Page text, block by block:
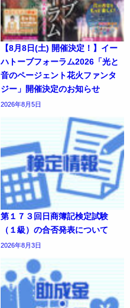
【8月8日(土) 開催決定！】イー
ハトーブフォーラム2026「光と
音のページェント花火ファンタ
ジー」開催決定のお知らせ
2026年8月5日
第１７３回日商簿記検定試験
（１級）の合否発表について
2026年8月3日